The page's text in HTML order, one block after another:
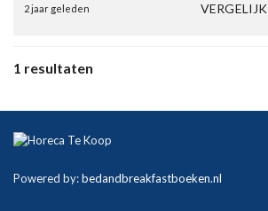
2 jaar geleden VERGELIJK
1 resultaten
Powered by:bedandbreakfastboeken.nl